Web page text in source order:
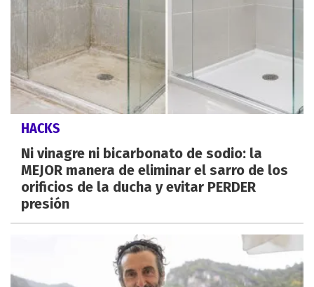
HACKS
Ni vinagre ni bicarbonato de sodio: la
MEJOR manera de eliminar el sarro de los
orificios de la ducha y evitar PERDER
presión